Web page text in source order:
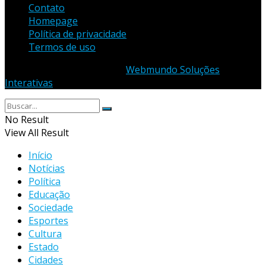
Contato
Homepage
Política de privacidade
Termos de uso
Webmundo Soluções
Interativas
No Result
View All Result
Início
Notícias
Política
Educação
Sociedade
Esportes
Cultura
Estado
Cidades